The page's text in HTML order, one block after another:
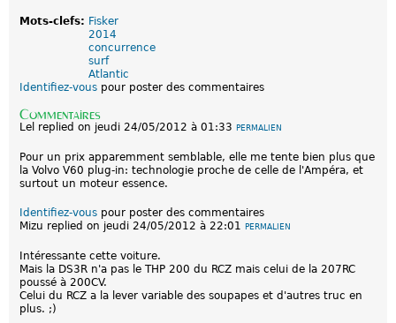
Mots-clefs: Fisker
2014
concurrence
surf
Atlantic
Identifiez-vous pour poster des commentaires
Commentaires
Lel replied on jeudi 24/05/2012 à 01:33 PERMALIEN
Pour un prix apparemment semblable, elle me tente bien plus que
la Volvo V60 plug-in: technologie proche de celle de l'Ampéra, et
surtout un moteur essence.
Identifiez-vous pour poster des commentaires
Mizu replied on jeudi 24/05/2012 à 22:01 PERMALIEN
Intéressante cette voiture.
Mais la DS3R n'a pas le THP 200 du RCZ mais celui de la 207RC
poussé à 200CV.
Celui du RCZ a la lever variable des soupapes et d'autres truc en
plus. ;)